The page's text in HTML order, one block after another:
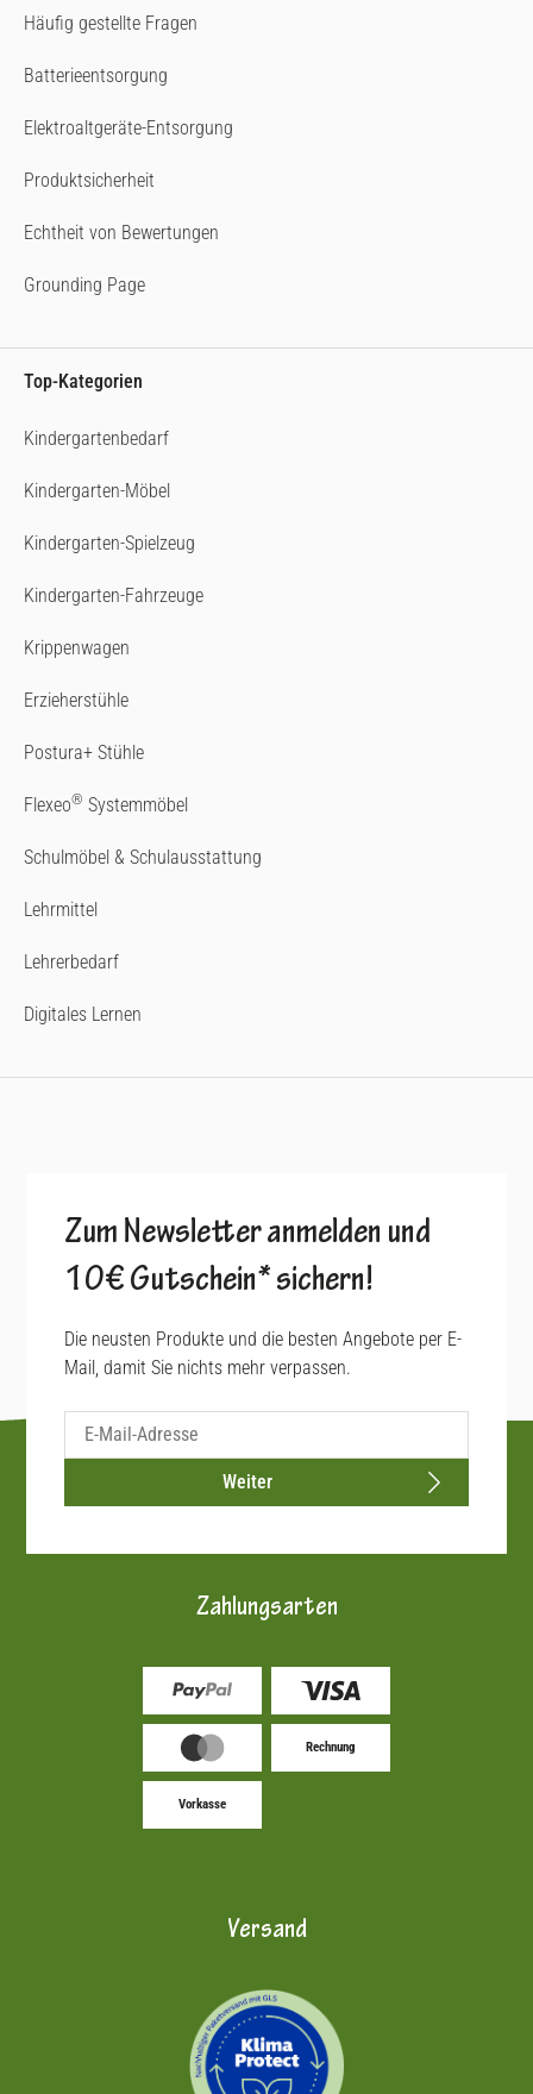
Häufig gestellte Fragen
Batterieentsorgung
Elektroaltgeräte-Entsorgung
Produktsicherheit
Echtheit von Bewertungen
Grounding Page
Top-Kategorien
Kindergartenbedarf
Kindergarten-Möbel
Kindergarten-Spielzeug
Kindergarten-Fahrzeuge
Krippenwagen
Erzieherstühle
Postura+ Stühle
Flexeo® Systemmöbel
Schulmöbel & Schulausstattung
Lehrmittel
Lehrerbedarf
Digitales Lernen
Zum Newsletter anmelden und
10€ Gutschein* sichern!
Die neusten Produkte und die besten Angebote per E-
Mail, damit Sie nichts mehr verpassen.
Weiter
Zahlungsarten
Rechnung
Vorkasse
Versand